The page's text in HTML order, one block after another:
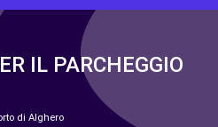
IL PARCHEGGIO
di Alghero